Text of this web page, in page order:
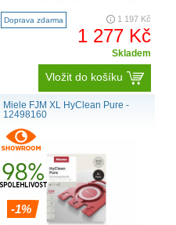
a ma..
Doprava zdarma 1 197 Kč
1 277 Kč
Skladem
Vložit do košíku
Miele FJM XL HyClean Pure -
12498160
-1%